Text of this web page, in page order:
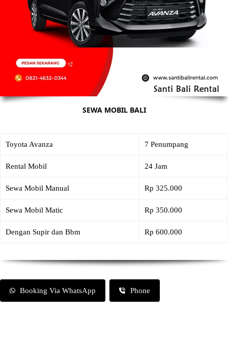
SEWA MOBIL BALI
Toyota Avanza 7 Penumpang
Rental Mobil 24 Jam
Sewa Mobil Manual Rp 325.000
Sewa Mobil Matic Rp 350.000
Dengan Supir dan Bbm Rp 600.000
Booking Via WhatsApp Phone